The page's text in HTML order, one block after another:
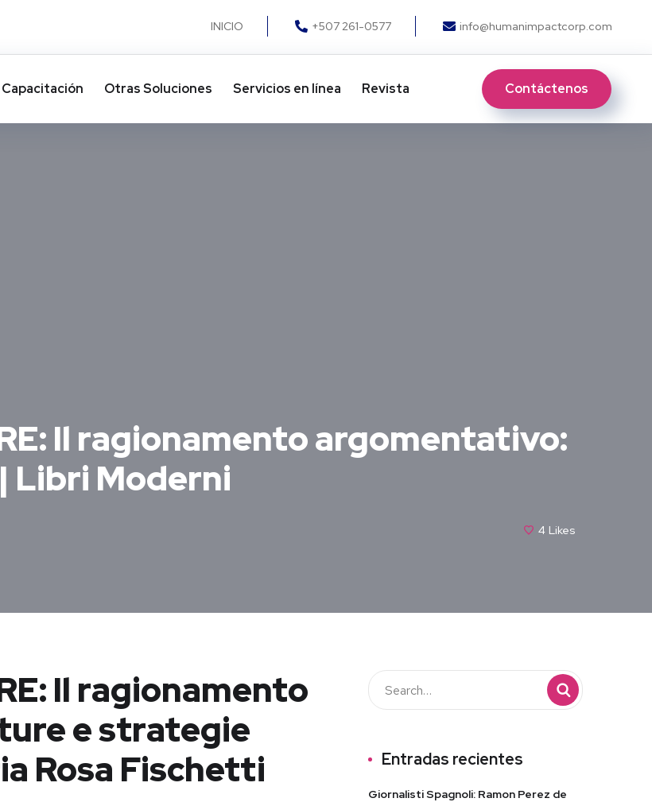
INICIO +507 261-0577 info@humanimpactcorp.com
Capacitación Otras Soluciones​ Servicios en línea Revista Contáctenos
Il ragionamento argomentativo:
Moderni
4 Likes
Il ragionamento
e strategie
Rosa Fischetti
Entradas recientes
Giornalisti Spagnoli: Ramon Perez de